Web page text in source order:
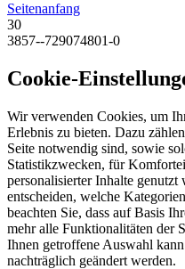
Seitenanfang
30
3857--729074801-0
Cookie-
Wir verwenden Cookies, um
Erlebnis zu bieten. Dazu
Seite notwendig sind, sowie
Statistikzwecken, für
personalisierter Inhalte genutzt
entscheiden, welche
beachten Sie, dass auf Basis
mehr alle Funktionalitäten der
Ihnen getroffene Auswahl
nachträglich geändert werden.